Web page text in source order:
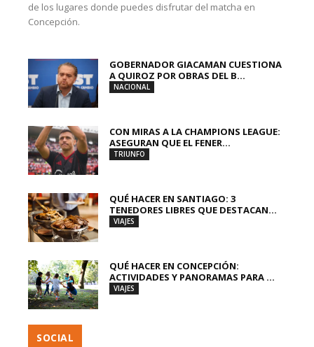
de los lugares donde puedes disfrutar del matcha en
Concepción.
GOBERNADOR GIACAMAN CUESTIONA
A QUIROZ POR OBRAS DEL B...
NACIONAL
CON MIRAS A LA CHAMPIONS LEAGUE:
ASEGURAN QUE EL FENER...
TRIUNFO
QUÉ HACER EN SANTIAGO: 3
TENEDORES LIBRES QUE DESTACAN...
VIAJES
QUÉ HACER EN CONCEPCIÓN:
ACTIVIDADES Y PANORAMAS PARA ...
VIAJES
SOCIAL